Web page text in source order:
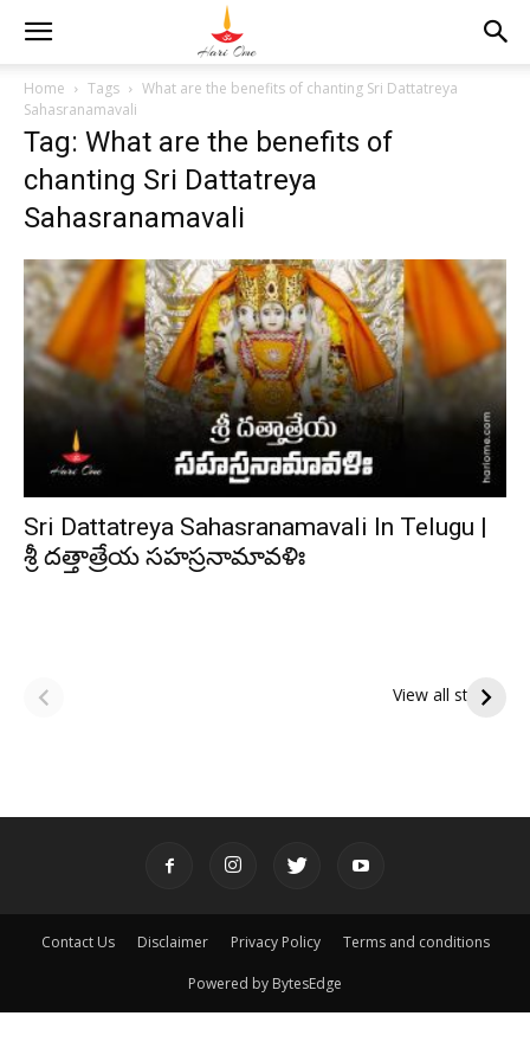
Home Tags
What are the benefits of chanting Sri Dattatreya
Sahasranamavali
Tag: What are the benefits of
chanting Sri Dattatreya
Sahasranamavali
Sri Dattatreya Sahasranamavali In Telugu |
శ్రీ దత్తాత్రేయ సహస్రనామావళిః
View all stories
పితృదేవతల ఆశీర్వాదం
ఇంద్రకీలాద్రి గిరి ప్రదక్షిణ
Contact Us Disclaimer Privacy Policy Terms and conditions
Powered by BytesEdge